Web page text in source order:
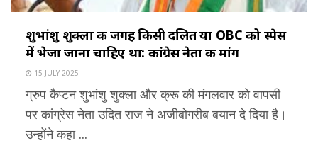
शुभांशु शुक्ला की जगह किसी दलित या OBC को स्पेस
में भेजा जाना चाहिए था: कांग्रेस नेता की मांग
15 JULY 2025
ग्रुप कैप्टन शुभांशु शुक्ला और क्रू की मंगलवार को वापसी
पर कांग्रेस नेता उदित राज ने अजीबोगरीब बयान दे दिया है।
उन्होंने कहा ...